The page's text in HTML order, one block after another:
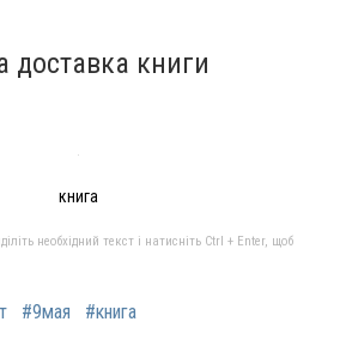
доставка книги
книга
необхідний текст і натисніть Ctrl + Enter, щоб
#9мая #книга